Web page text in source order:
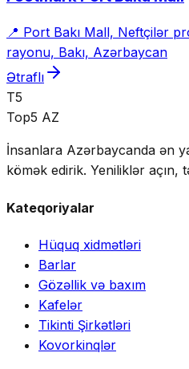
📍 Port Bakı Mall, Neftçilər
rayonu, Bakı, Azərbaycan
Ətraflı
T5
Top5 AZ
İnsanlara Azərbaycanda ən
kömək edirik. Yeniliklər açın,
Kateqoriyalar
Hüquq xidmətləri
Barlar
Gözəllik və baxım
Kafelər
Tikinti Şirkətləri
Kovorkinqlər